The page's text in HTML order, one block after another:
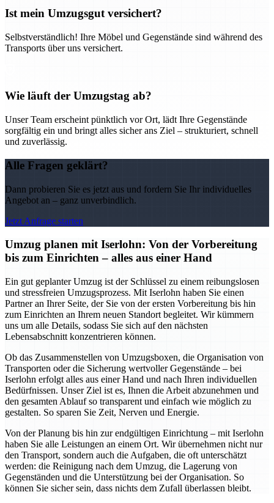
Ist mein Umzugsgut versichert?
Selbstverständlich! Ihre Möbel und Gegenstände sind während des
Transports über uns versichert.
Wie läuft der Umzugstag ab?
Unser Team erscheint pünktlich vor Ort, lädt Ihre Gegenstände
sorgfältig ein und bringt alles sicher ans Ziel – strukturiert, schnell
und zuverlässig.
Alle Fragen geklärt?
Dann probieren Sie es jetzt aus und fordern Sie Ihr individuelles
Angebot an – ganz unverbindlich.
Jetzt Anfrage starten
Umzug planen mit Iserlohn: Von der Vorbereitung
bis zum Einrichten – alles aus einer Hand
Ein gut geplanter Umzug ist der Schlüssel zu einem reibungslosen
und stressfreien Umzugsprozess. Mit Iserlohn haben Sie einen
Partner an Ihrer Seite, der Sie von der ersten Vorbereitung bis hin
zum Einrichten an Ihrem neuen Standort begleitet. Wir kümmern
uns um alle Details, sodass Sie sich auf den nächsten
Lebensabschnitt konzentrieren können.
Ob das Zusammenstellen von Umzugsboxen, die Organisation von
Transporten oder die Sicherung wertvoller Gegenstände – bei
Iserlohn erfolgt alles aus einer Hand und nach Ihren individuellen
Bedürfnissen. Unser Ziel ist es, Ihnen die Arbeit abzunehmen und
den gesamten Ablauf so transparent und einfach wie möglich zu
gestalten. So sparen Sie Zeit, Nerven und Energie.
Von der Planung bis hin zur endgültigen Einrichtung – mit Iserlohn
haben Sie alle Leistungen an einem Ort. Wir übernehmen nicht nur
den Transport, sondern auch die Aufgaben, die oft unterschätzt
werden: die Reinigung nach dem Umzug, die Lagerung von
Gegenständen und die Unterstützung bei der Organisation. So
können Sie sicher sein, dass nichts dem Zufall überlassen bleibt.